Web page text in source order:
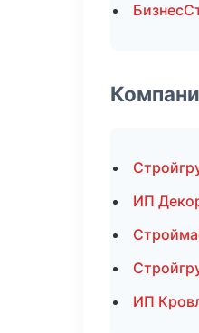
ИП
ИП